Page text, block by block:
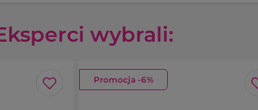
wybrali:
Promocja -6%